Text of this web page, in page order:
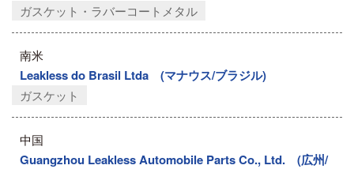
ガスケット・ラバーコートメタル
南米
Leakless do Brasil Ltda (マナウス/ブラジル)
ガスケット
中国
Guangzhou Leakless Automobile Parts Co., Ltd. (広州/